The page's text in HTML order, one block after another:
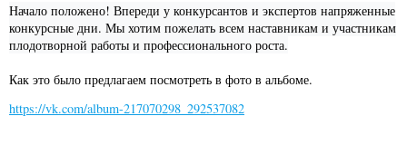
Начало положено! Впереди у конкурсантов и экспертов напряженные
конкурсные дни. Мы хотим пожелать всем наставникам и участникам
плодотворной работы и профессионального роста.
Как это было предлагаем посмотреть в фото в альбоме.
https://vk.com/album-217070298_292537082